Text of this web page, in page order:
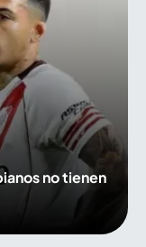
no tienen